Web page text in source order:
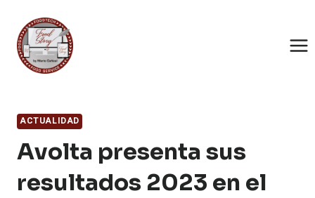
contenido
ACTUALIDAD
Avolta presenta sus
resultados 2023 en el